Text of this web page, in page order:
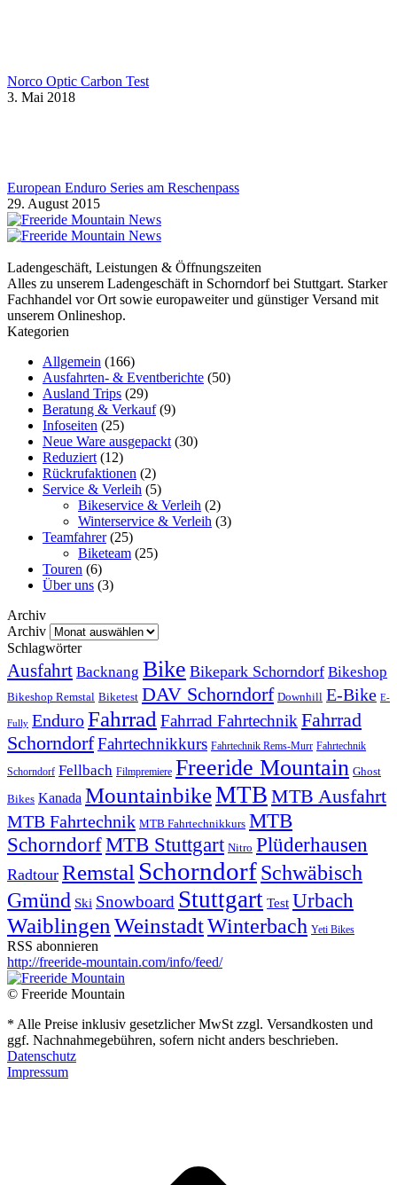
Norco Optic Carbon Test
3. Mai 2018
European Enduro Series am Reschenpass
29. August 2015
Ladengeschäft, Leistungen & Öffnungszeiten
Alles zu unserem Ladengeschäft in Schorndorf bei Stuttgart. Starker
Fachhandel vor Ort sowie europaweiter und günstiger Versand mit
unserem Onlineshop.
Kategorien
Allgemein (166)
Ausfahrten- & Eventberichte (50)
Ausland Trips (29)
Beratung & Verkauf(9)
Infoseiten (25)
Neue Ware ausgepackt (30)
Reduziert (12)
Rückrufaktionen (2)
Service & Verleih (5)
Bikeservice & Verleih (2)
Winterservice & Verleih (3)
Teamfahrer(25)
Biketeam (25)
Touren (6)
Über uns (3)
Archiv
Archiv
Schlagwörter
Ausfahrt Backnang Bike Bikepark Schorndorf Bikeshop
Bikeshop Remstal Biketest DAV Schorndorf Downhill E-Bike E-
Fully EnduroFahrrad Fahrrad Fahrtechnik Fahrrad
SchorndorfFahrtechnikkurs Fahrtechnik Rems-Murr Fahrtechnik
Schorndorf Fellbach Filmpremiere Freeride Mountain Ghost
Bikes Kanada MountainbikeMTB MTB Ausfahrt
MTB Fahrtechnik MTB Fahrtechnikkurs MTB
SchorndorfMTB Stuttgart Nitro Plüderhausen
Radtour Remstal SchorndorfSchwäbisch
Gmünd Ski Snowboard Stuttgart Test Urbach
Waiblingen WeinstadtWinterbach Yeti Bikes
RSS abonnieren
http://freeride-mountain.com/info/feed/
© Freeride Mountain
* Alle Preise inklusiv gesetzlicher MwSt zzgl. Versandkosten und
ggf. Nachnahmegebühren, sofern nicht anders beschrieben.
Datenschutz
Impressum